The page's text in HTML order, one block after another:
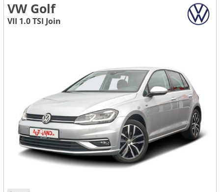
VW Golf
VII 1.0 TSI Join